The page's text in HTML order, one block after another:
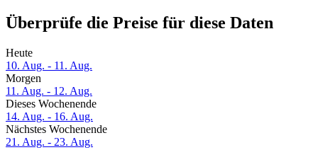
Überprüfe die Preise für diese Daten
Heute
10. Aug. - 11. Aug.
Morgen
11. Aug. - 12. Aug.
Dieses Wochenende
14. Aug. - 16. Aug.
Nächstes Wochenende
21. Aug. - 23. Aug.